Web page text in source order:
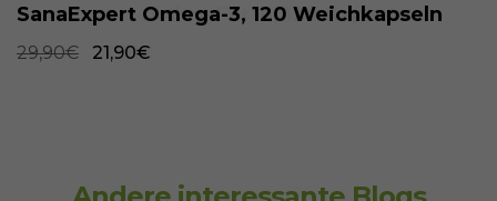
SanaExpert Omega-3, 120 Weichkapseln
29,90€ 21,90€